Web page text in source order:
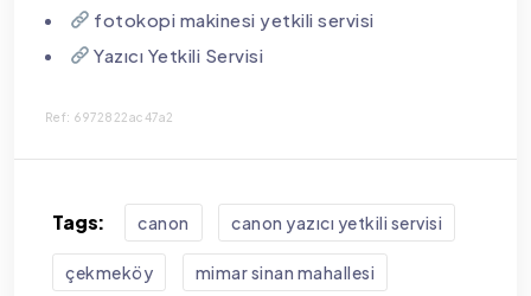
fotokopi makinesi yetkili servisi
Yazıcı Yetkili Servisi
Ref: 6972822ac47a2
Tags: canon canon yazıcı yetkili servisi
çekmeköy mimar sinan mahallesi